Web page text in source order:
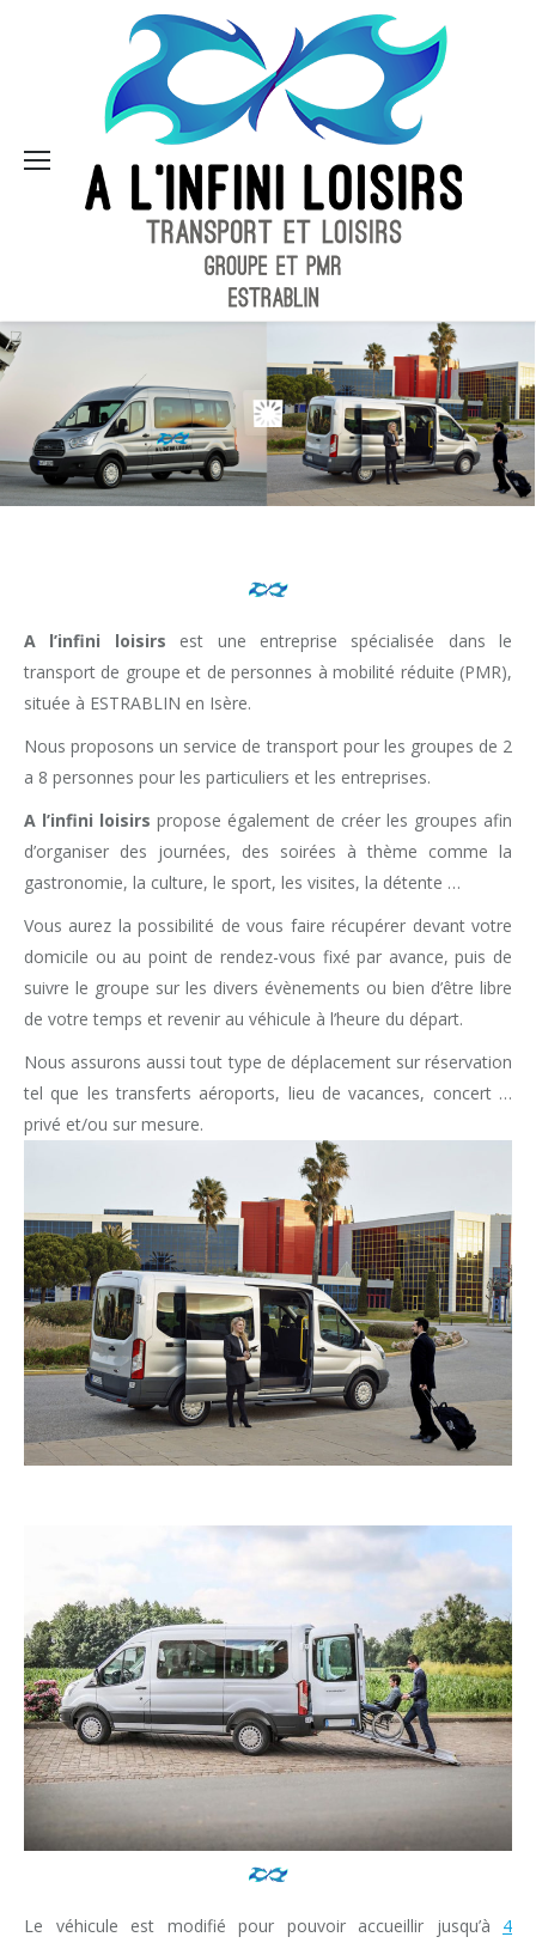
A l’infini loisirs est une entreprise spécialisée dans le
transport de groupe et de personnes à mobilité réduite (PMR),
située à ESTRABLIN en Isère.
Nous proposons un service de transport pour les groupes de 2
a 8 personnes pour les particuliers et les entreprises.
A l’infini loisirs propose également de créer les groupes afin
d’organiser des journées, des soirées à thème comme la
gastronomie, la culture, le sport, les visites, la détente …
Vous aurez la possibilité de vous faire récupérer devant votre
domicile ou au point de rendez-vous fixé par avance, puis de
suivre le groupe sur les divers évènements ou bien d’être libre
de votre temps et revenir au véhicule à l’heure du départ.
Nous assurons aussi tout type de déplacement sur réservation
tel que les transferts aéroports, lieu de vacances, concert …
privé et/ou sur mesure.
Le véhicule est modifié pour pouvoir accueillir jusqu’à 4